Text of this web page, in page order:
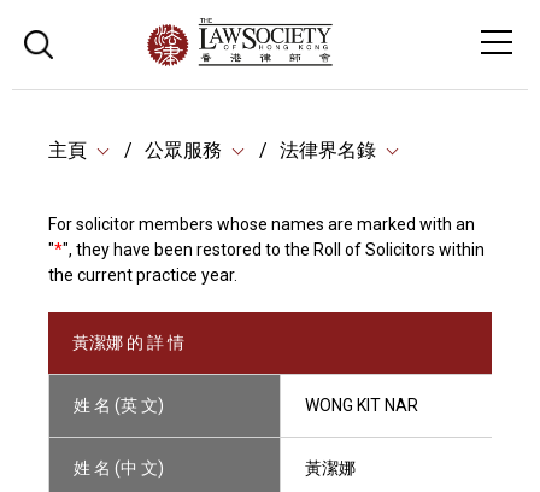
主頁 公眾服務 法律界名錄
For solicitor members whose names are marked with an
"*", they have been restored to the Roll of Solicitors within
the current practice year.
黃潔娜 的 詳 情
姓 名 (英 文) WONG KIT NAR
姓 名 (中 文) 黃潔娜